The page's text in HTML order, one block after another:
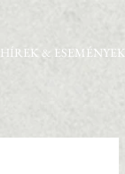
HÍREK & ESEMÉNYEK